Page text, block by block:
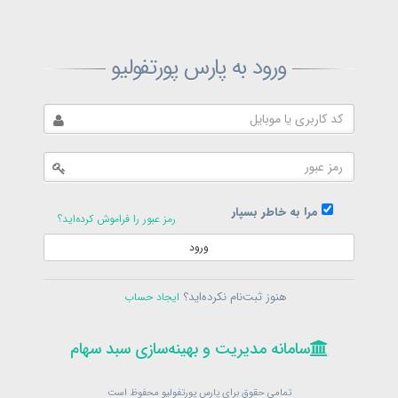
ورود به پارس پورتفولیو
مرا به خاطر بسپار
رمز عبور را فراموش کرده‌اید؟
ورود
هنوز ثبت‌نام نکرده‌اید؟ ایجاد حساب
سامانه مدیریت و بهینه‌سازی سبد سهام
تمامی حقوق برای پارس پورتفولیو محفوظ است
ثبت‌نام پارس پورتفولیو
ثبت‌نام
در حال حاضر عضو هستید؟فرم ورود
سامانه مدیریت و بهینه‌سازی سبد سهام
بازیابی رمز پارس پورتفولیو
در حال حاضر عضو هستید؟
سامانه مدیریت و بهینه‌سازی سبد سهام
تمامی حقوق برای پارس پورتفولیو محفوظ است